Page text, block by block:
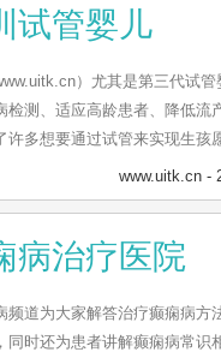
为“国家队运动员医疗服务指
所正式发布了《2016年度中
北京协和医院名列榜首 。
疗试点医院。 [2] 2019年11月
和居首。 医院简介 北京协和
医院，是国家卫生健康委指
医疗任务的医院之一，也是高
多学科综合优势强大享誉海内
中连续十年名列榜首。 医院建
“建成亚洲最好的医学中心”。
兼容并蓄的特色文化风格，创
试管婴儿
）尤其是第三代试
检测、适应高龄患者、降低流
许多想要通过试管来实现生孩
代试管婴儿的陈功率相关问
www.uitk.cn -
病治疗医院
频道为大家解答治疗癫痫病方
同时还为患者讲解癫痫病常识